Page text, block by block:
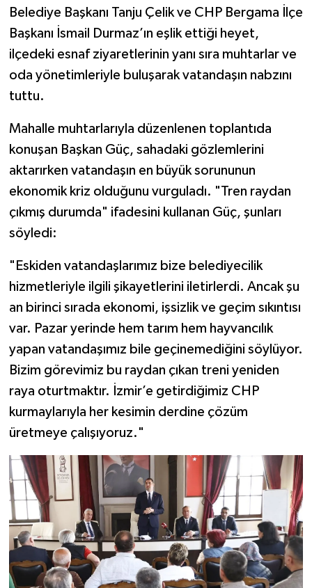
Belediye Başkanı Tanju Çelik ve CHP Bergama İlçe
Başkanı İsmail Durmaz’ın eşlik ettiği heyet,
ilçedeki esnaf ziyaretlerinin yanı sıra muhtarlar ve
oda yönetimleriyle buluşarak vatandaşın nabzını
tuttu.
Mahalle muhtarlarıyla düzenlenen toplantıda
konuşan Başkan Güç, sahadaki gözlemlerini
aktarırken vatandaşın en büyük sorununun
ekonomik kriz olduğunu vurguladı. "Tren raydan
çıkmış durumda" ifadesini kullanan Güç, şunları
söyledi:
"Eskiden vatandaşlarımız bize belediyecilik
hizmetleriyle ilgili şikayetlerini iletirlerdi. Ancak şu
an birinci sırada ekonomi, işsizlik ve geçim sıkıntısı
var. Pazar yerinde hem tarım hem hayvancılık
yapan vatandaşımız bile geçinemediğini söylüyor.
Bizim görevimiz bu raydan çıkan treni yeniden
raya oturtmaktır. İzmir’e getirdiğimiz CHP
kurmaylarıyla her kesimin derdine çözüm
üretmeye çalışıyoruz."